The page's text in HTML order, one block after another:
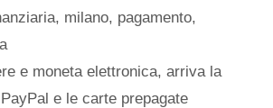
, milano, pagamento,
e moneta elettronica, arriva la
e le carte prepagate